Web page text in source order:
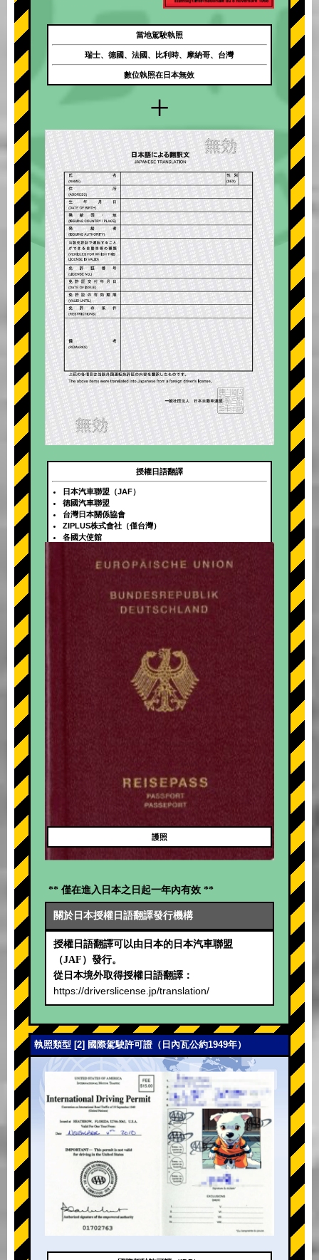
+
+
當地駕駛執照
瑞士、德國、法國、比利時、摩納哥、台灣
數位執照在日本無效
授權日語翻譯
日本汽車聯盟（JAF）
德國汽車聯盟
台灣日本關係協會
ZIPLUS株式會社（僅台灣）
各國大使館
護照
** 僅在進入日本之日起一年內有效 **
關於日本授權日語翻譯發行機構
授權日語翻譯可以由日本的日本汽車聯盟
（JAF）發行。
從日本境外取得授權日語翻譯：
https://driverslicense.jp/translation/
執照類型 [2] 國際駕駛許可證（日內瓦公約1949年）